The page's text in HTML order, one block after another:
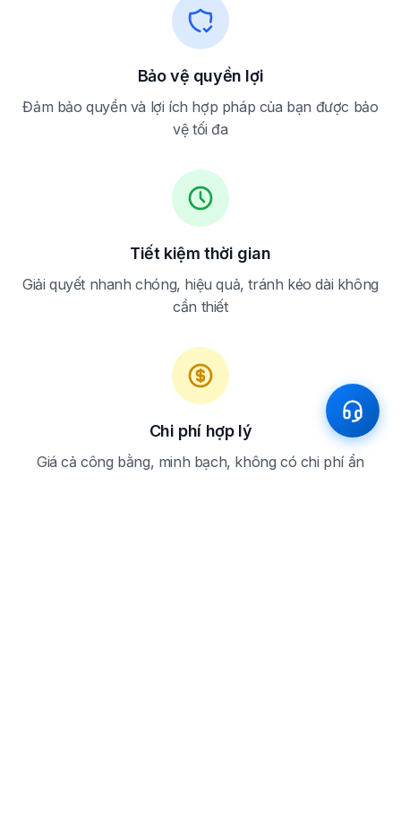
Bảo vệ quyền lợi
Đảm bảo quyền và lợi ích hợp pháp của bạn được bảo
vệ tối đa
Tiết kiệm thời gian
Giải quyết nhanh chóng, hiệu quả, tránh kéo dài không
cần thiết
Chi phí hợp lý
Giá cả công bằng, minh bạch, không có chi phí ẩn